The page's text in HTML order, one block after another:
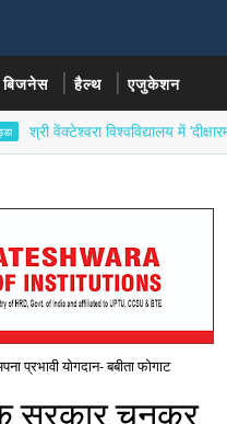
बिजनेस हैल्थ एजुकेशन
विश्वविद्यालय में ‘दीक्षारम्भ-
प्रभावी योगदान- बबीता फोगाट
सरकार चुनकर